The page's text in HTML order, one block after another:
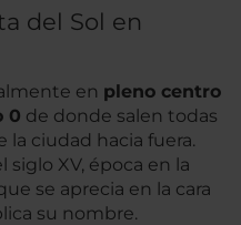
del Sol en
en pleno centro
0 de donde salen todas
la ciudad hacia fuera.
siglo XV, época en la
se aprecia en la cara
su nombre.